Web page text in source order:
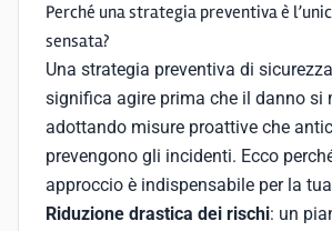
Perché una strategia preventiva è
sensata?
Una strategia preventiva di
significa agire prima che il danno si
adottando misure proattive che
prevengono gli incidenti. Ecco
approccio è indispensabile per la
Riduzione drastica dei rischi: un